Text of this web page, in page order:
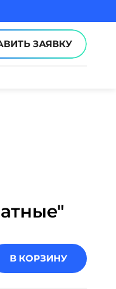
ЗАЯВКУ
В КОРЗИНУ